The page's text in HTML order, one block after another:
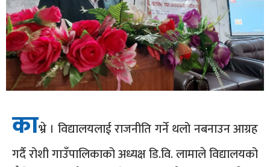
काभ्रे । विद्यालयलाई राजनीति गर्ने थलो नबनाउन आग्रह
गर्दै रोशी गाउँपालिकाको अध्यक्ष डि.वि. लामाले विद्यालयको